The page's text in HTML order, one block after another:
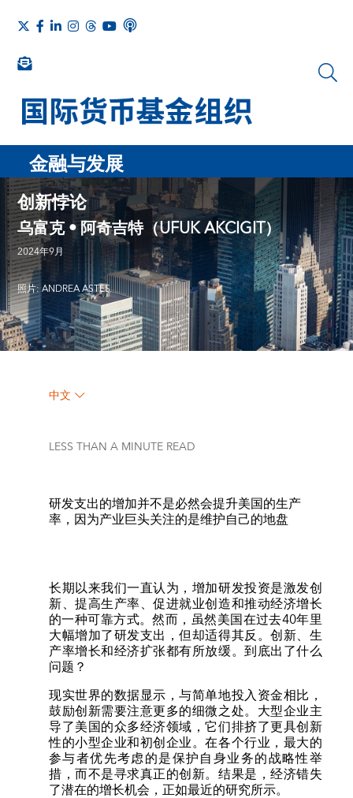
金融与发展
创新悖论
乌富克 • 阿奇吉特（UFUK AKCIGIT）
2024年9月
照片: ANDREA ASTES
中文
LESS THAN A MINUTE READ
研发支出的增加并不是必然会提升美国的生产
率，因为产业巨头关注的是维护自己的地盘
长期以来我们一直认为，增加研发投资是激发创
新、提高生产率、促进就业创造和推动经济增长
的一种可靠方式。然而，虽然美国在过去40年里
大幅增加了研发支出，但却适得其反。创新、生
产率增长和经济扩张都有所放缓。到底出了什么
问题？
现实世界的数据显示，与简单地投入资金相比，
鼓励创新需要注意更多的细微之处。大型企业主
导了美国的众多经济领域，它们排挤了更具创新
性的小型企业和初创企业。在各个行业，最大的
参与者优先考虑的是保护自身业务的战略性举
措，而不是寻求真正的创新。结果是，经济错失
了潜在的增长机会，正如最近的研究所示。